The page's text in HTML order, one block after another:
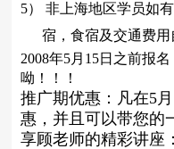
5）
非上海地区学员如
宿，食宿及交通费用
2008年5月 15日之前报
呦！！！
推广期优惠：凡在5月
惠，并且可以带您的
享顾老师的精彩讲座